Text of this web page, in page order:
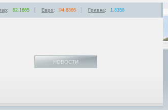
НОВОСТИ
: 82.1665 Евро: 94.8366 Гривна: 1.8358